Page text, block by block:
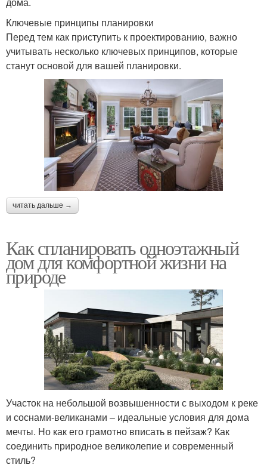
Ключевые принципы планировки
Перед тем как приступить к проектированию, важно
учитывать несколько ключевых принципов, которые
станут основой для вашей планировки.
читать дальше →
Как спланировать одноэтажный
дом для комфортной жизни на
природе
Участок на небольшой возвышенности с выходом к реке
и соснами-великанами – идеальные условия для дома
мечты. Но как его грамотно вписать в пейзаж? Как
соединить природное великолепие и современный
стиль?